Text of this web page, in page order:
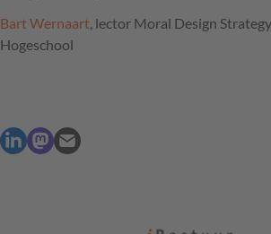
Bart Wernaart , lector Moral Design
Hogeschool